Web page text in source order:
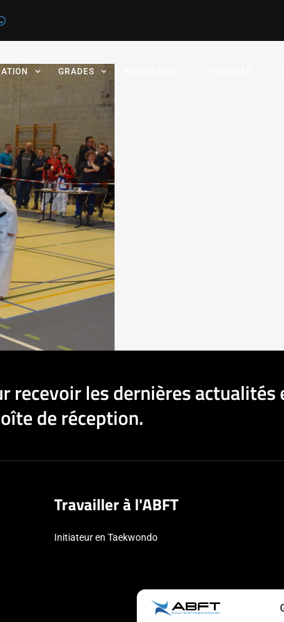
GRADES
recevoir les dernières actualités
de réception.
Travailler à l'ABFT
Initiateur en Taekwondo